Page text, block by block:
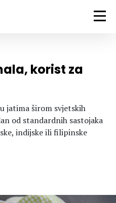
korist za
jatima širom svjetskih
od standardnih sastojaka
indijske ili filipinske